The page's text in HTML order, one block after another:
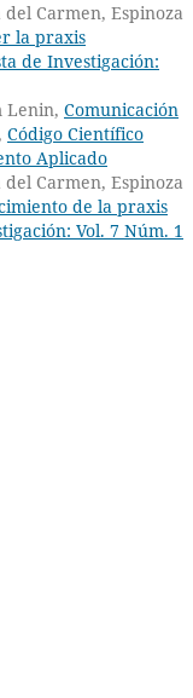
del Carmen, Espinoza
la praxis
de Investigación:
Lenin, Comunicación
, Código Científico
Aplicado
del Carmen, Espinoza
de la praxis
Vol. 7 Núm. 1